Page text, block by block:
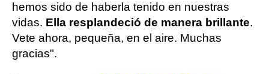
hemos sido de haberla tenido en nuestras
vidas. Ella resplandeció de manera brillante.
Vete ahora, pequeña, en el aire. Muchas
gracias".